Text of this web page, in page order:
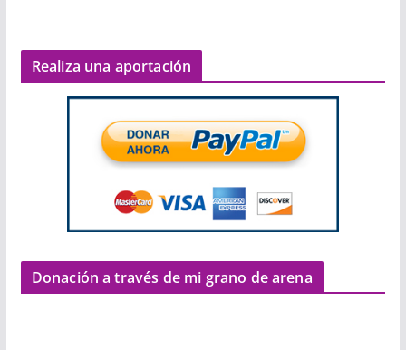
Realiza una aportación
Donación a través de mi grano de arena